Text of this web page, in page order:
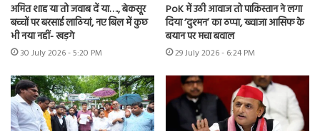
अमित शाह या तो जवाब दें या…., बेकसूर
बच्चों पर बरसाई लाठियां, नए बिल में कुछ
भी नया नहीं- खड़गे
30 July 2026 - 5:20 PM
PoK में उठी आवाज तो पाकिस्तान ने लगा
दिया ‘दुश्मन’ का ठप्पा, ख्वाजा आसिफ के
बयान पर मचा बवाल
29 July 2026 - 6:24 PM